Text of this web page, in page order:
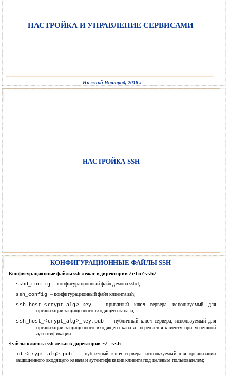
НАСТРОЙКА И УПРАВЛЕНИЕ СЕРВИСАМИ
Нижний Новгород, 2018г.
НАСТРОЙКА SSH
КОНФИГУРАЦИОННЫЕ ФАЙЛЫ SSH
Конфигурационные файлы ssh лежат в директории/etc/ssh/:
sshd_config – конфигурационный файл демона sshd;
ssh_config – конфигурационный файл клиента ssh;
ssh_host_<crypt_alg>_key – приватный ключ сервера, используемый для
организации защищенного входящего канала;
ssh_host_<crypt_alg>_key.pub – публичный ключ сервера, используемый для
организации защищенного входящего канала; передается клиенту при успешной
аутентификации.
Файлы клиента ssh лежат в директории~/.ssh:
id_<crypt_alg>.pub – публичный ключ сервера, используемый для организации
защищенного входящего канала и аутентификации клиента под целевым пользователем;